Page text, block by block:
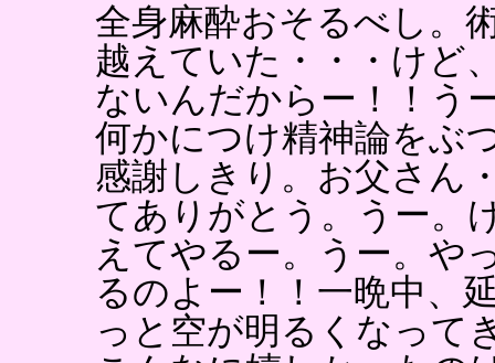
全身麻酔おそるべし。
越えていた・・・けど
ないんだからー！！う
何かにつけ精神論をぶ
感謝しきり。お父さん
てありがとう。うー。
えてやるー。うー。や
るのよー！！一晩中、
っと空が明るくなって